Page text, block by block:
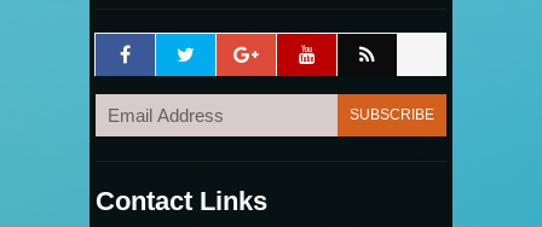
Contact Links